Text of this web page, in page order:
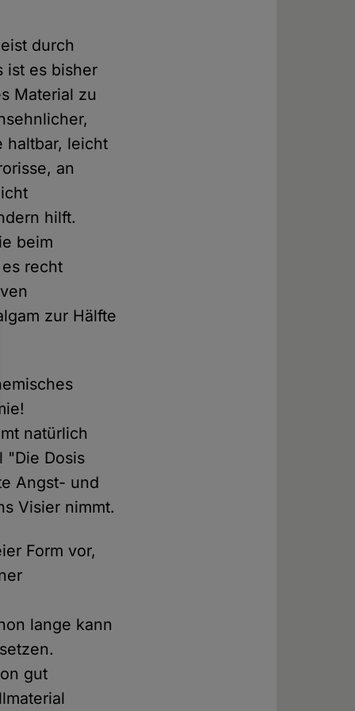
durch
ist es bisher
Material zu
haltbar, leicht
an
hilft.
beim
recht
zur Hälfte
natürlich
"Die Dosis
Angst- und
Visier nimmt.
Form vor,
lange kann
gut